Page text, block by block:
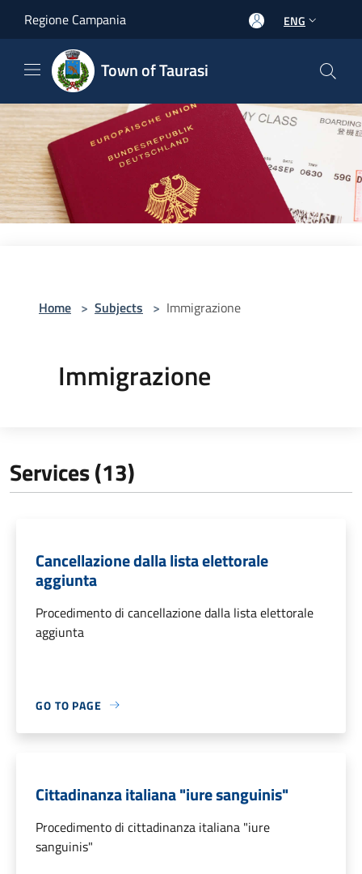
Regione Campania ENG
Town of Taurasi
Home > Subjects > Immigrazione
Immigrazione
Services (13)
Cancellazione dalla lista elettorale
aggiunta
Procedimento di cancellazione dalla lista elettorale
aggiunta
GO TO PAGE
Cittadinanza italiana "iure sanguinis"
Procedimento di cittadinanza italiana "iure
sanguinis"